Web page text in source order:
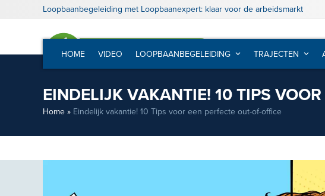
Loopbaanbegeleiding met Loopbaanexpert: klaar voor de arbeidsmarkt
HOME VIDEO LOOPBAANBEGELEIDING TRAJECTEN
EINDELIJK VAKANTIE! 10 TIPS
Home » Eindelijk vakantie! 10 Tips voor een perfecte out-of-office